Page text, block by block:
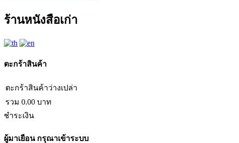
ร้านหนังสือเก่า
ตะกร้าสินค้า
ตะกร้าสินค้าว่างเปล่า
รวม 0.00 บาท
ชำระเงิน
ผู้มาเยือนกรุณาเข้าระบบ